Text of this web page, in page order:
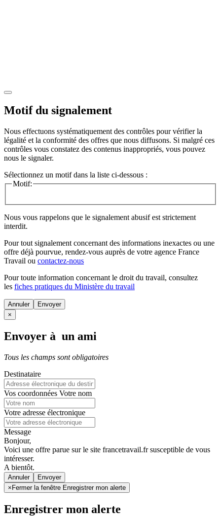
Motif du signalement
Nous effectuons systématiquement des contrôles pour vérifier la
légalité et la conformité des offres que nous diffusons. Si malgré ces
contrôles vous constatez des contenus inappropriés, vous pouvez
nous le signaler.
Sélectionnez un motif dans la liste ci-dessous :
Motif:
Nous vous rappelons que le signalement abusif est strictement
interdit.
Pour tout signalement concernant des informations inexactes ou une
offre déjà pourvue, rendez-vous auprès de votre agence France
Travail ou contactez-nous
Pour toute information concernant le droit du travail, consultez
les fiches pratiques du Ministère du travail
Annuler
×
Envoyer à un ami
Tous les champs sont obligatoires
Destinataire
Vos coordonnées Votre nom
Votre adresse électronique
Message
Bonjour,
Voici une offre parue sur le site francetravail.fr susceptible de vous
intéresser.
A bientôt.
Annuler
× Fermer la fenêtre Enregistrer mon alerte
Enregistrer mon alerte